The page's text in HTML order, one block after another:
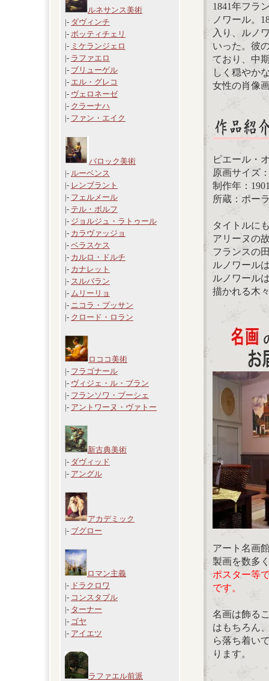
ルネサンス美術
|- ダヴィンチ
|- ボッティチェリ
|- ミケランジェロ
|- ラファエロ
|- ブリューゲル
|- エル・グレコ
|- ヴェロネーゼ
|- クラーナハ
|- ファン・エイク
バロック美術
|- ルーベンス
|- レンブラント
|- フェルメール
|- テル・ボルフ
|- ジョルジュ・ラトゥール
|- カラヴァッジョ
|- ベラスケス
|- カルロ・ドルチ
|- カナレット
|- スルバラン
|- ムリーリョ
|- ニコラ・プッサン
|- クロード・ロラン
ロココ美術
|- フラゴナール
|- ヴィジェ・ル・ブラン
|- フランソワ・ブーシェ
|- アントワーヌ・ヴァトー
新古典美術
|- ダヴィッド
|- アングル
アカデミック
|- ブグロー
ロマン主義
|- ドラクロワ
|- コンスタブル
|- ターナー
|- ゴヤ
|- アイエツ
ラファエル前派
1841年フラ
ノワール。
入り、ルノ
いった。彼
ており、中
しく穏やか
女性の肖像
ピエール・
原画サイズ
制作年：
所蔵：ポー
タイトルに
アリーヌの
フランスの
ルノワール
ルノワール
描かれる木
アート名画
製画を数多
ポスター等
です。
名画は飾る
はもちろん
ら落ち着い
ります。